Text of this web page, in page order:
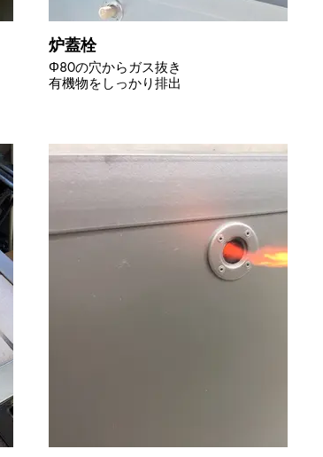
炉蓋栓
Φ80の穴からガス抜き
有機物をしっかり排出